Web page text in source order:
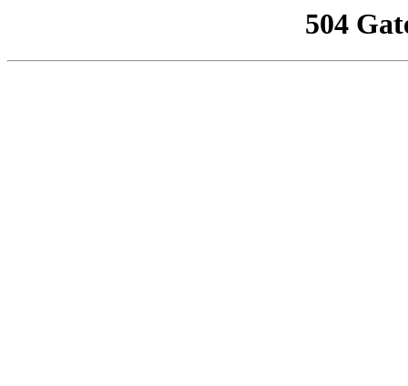
504